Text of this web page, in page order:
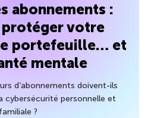
abonnements :
votre
portefeuille… et
mentale
d’abonnements doivent-ils
cybersécurité personnelle et
familiale ?